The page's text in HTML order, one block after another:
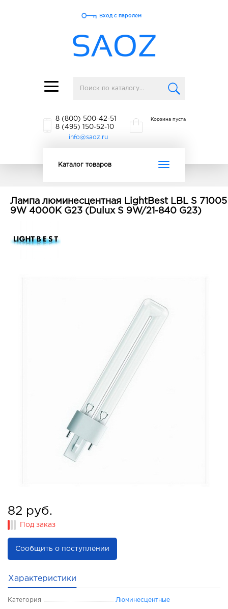
Toggle
navigation
Вход с паролем
8 (800) 500-42-51
8 (495) 150-52-10
info@saoz.ru
Корзина пуста
Toggle
Каталог товаров
Лампа люминесцентная LightBest LBL S 71005
9W 4000K G23 (Dulux S 9W/21-840 G23)
82 руб.
Под заказ
Сообщить о поступлении
Характеристики
Категория Люминесцентные